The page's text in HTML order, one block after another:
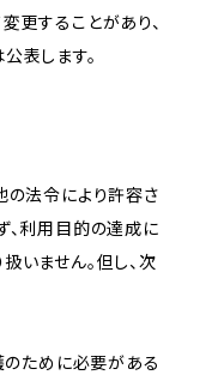
更することがあり、
表します。
の法令により許容さ
、利用目的の達成に
いません。但し、次
のために必要がある